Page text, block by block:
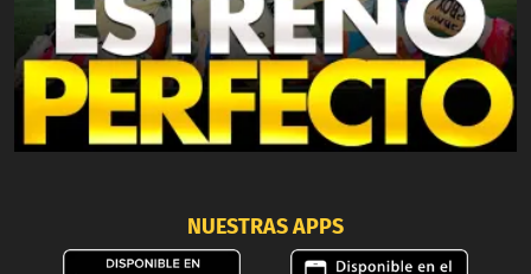
NUESTRAS APPS